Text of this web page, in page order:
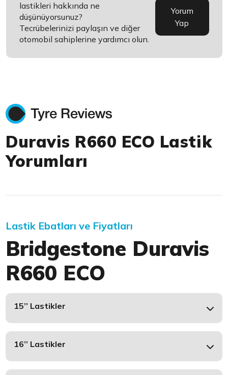
lastikleri hakkında ne
düşünüyorsunuz?
Tecrübelerinizi paylaşın ve diğer
otomobil sahiplerine yardımcı olun.
Yorum
Yap
Duravis R660 ECO Lastik
Yorumları
Lastik Ebatları ve Fiyatları
Bridgestone Duravis
R660 ECO
15’’ Lastikler
16’’ Lastikler